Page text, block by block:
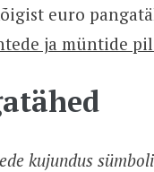
euro
ja müntide
kujundus